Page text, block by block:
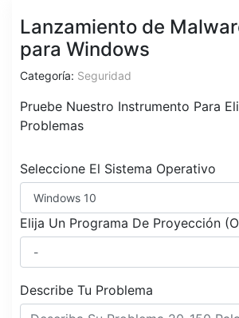
Lanzamiento de
para Windows
Categoría: Seguridad
Pruebe Nuestro Instrumento Para
Problemas
Seleccione El Sistema Operativo
Elija Un Programa De Proyección
Describe Tu Problema